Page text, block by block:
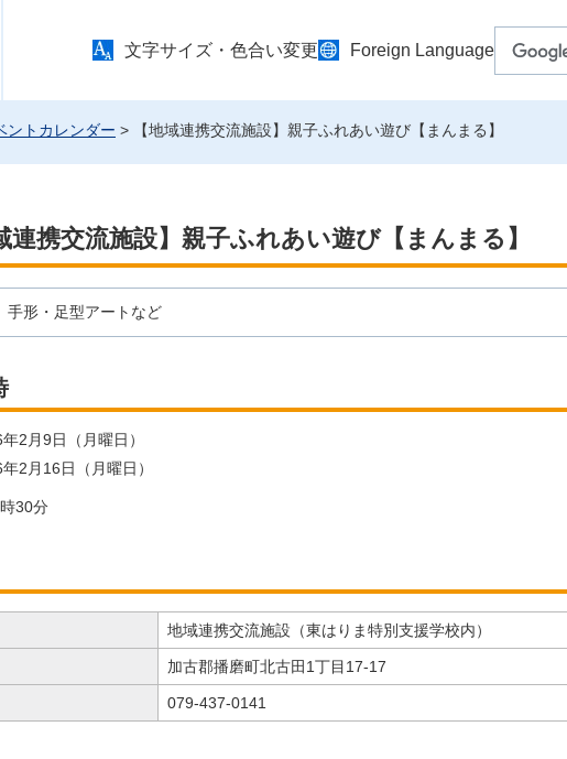
文字サイズ・色合い変更 Foreign Language
ントカレンダー > 【地域連携交流施設】親子ふれあい遊び【まんまる】
連携交流施設】親子ふれあい遊び【まんまる】
手形・足型アートなど
2月9日（月曜日）
2月16日（月曜日）
30分
地域連携交流施設（東はりま特別支援学校内）
加古郡播磨町北古田1丁目17-17
079-437-0141